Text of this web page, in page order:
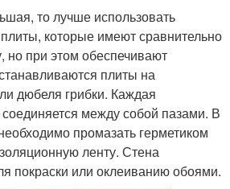
то лучше использовать
которые имеют сравнительно
при этом обеспечивают
плиты на
дюбеля грибки. Каждая
между собой пазами. В
промазать герметиком
ленту. Стена
покраски или оклеиванию обоями.